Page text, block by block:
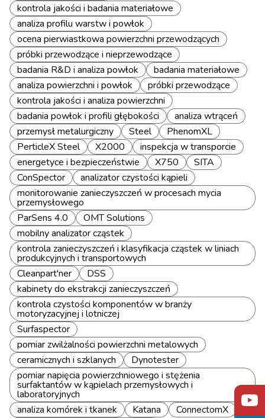
kontrola jakości i badania materiałowe
analiza profilu warstw i powłok
ocena pierwiastkowa powierzchni przewodzących
próbki przewodzące i nieprzewodzące
badania R&D i analiza powłok
badania materiałowe
analiza powierzchni i powłok
próbki przewodzące
kontrola jakości i analiza powierzchni
badania powłok i profili głębokości
analiza wtrąceń
przemysł metalurgiczny
Steel
PhenomXL
PerticleX Steel
X2000
inspekcja w transporcie
energetyce i bezpieczeństwie
X750
SITA
ConSpector
analizator czystości kąpieli
monitorowanie zanieczyszczeń w procesach mycia
przemysłowego
ParSens 4.0
OMT Solutions
mobilny analizator cząstek
kontrola zanieczyszczeń i klasyfikacja cząstek w liniach
produkcyjnych i transportowych
Cleanpart'ner
DSS
kabinety do ekstrakcji zanieczyszczeń
kontrola czystości komponentów w branży
motoryzacyjnej i lotniczej
Surfaspector
pomiar zwilżalności powierzchni metalowych
ceramicznych i szklanych
Dynotester
pomiar napięcia powierzchniowego i stężenia
surfaktantów w kąpielach przemysłowych i
laboratoryjnych
analiza komórek i tkanek
Katana
ConnectomX